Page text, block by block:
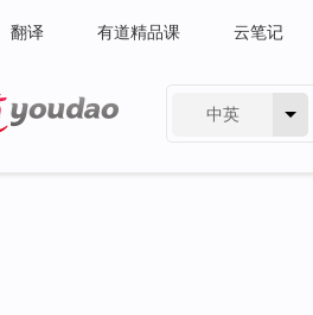
翻译 有道精品课 云笔记
中英